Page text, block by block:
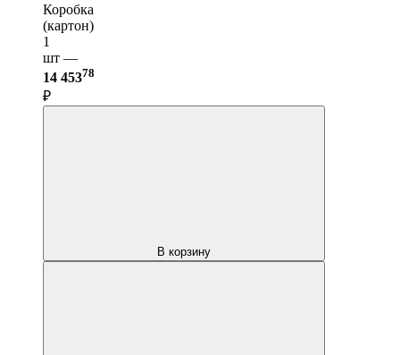
Коробка
(картон)
1
шт —
14 45378
₽
В корзину